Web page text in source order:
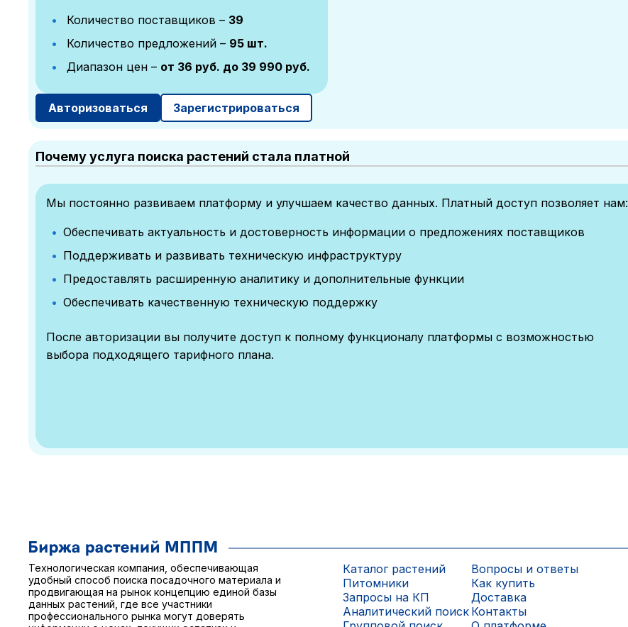
Количество поставщиков – 39
Количество предложений – 95 шт.
Диапазон цен – от 36 руб. до 39 990 руб.
Авторизоваться Зарегистрироваться
Почему услуга поиска растений стала платной
Мы постоянно развиваем платформу и улучшаем качество данных. Платный доступ позволяет нам:
Обеспечивать актуальность и достоверность информации о предложениях поставщиков
Поддерживать и развивать техническую инфраструктуру
Предоставлять расширенную аналитику и дополнительные функции
Обеспечивать качественную техническую поддержку
После авторизации вы получите доступ к полному функционалу платформы с возможностью
выбора подходящего тарифного плана.
Технологическая компания, обеспечивающая
удобный способ поиска посадочного материала и
продвигающая на рынок концепцию единой базы
данных растений, где все участники
профессионального рынка могут доверять
Каталог растений
Питомники
Запросы на КП
Аналитический поиск
Вопросы и ответы
Как купить
Доставка
Контакты